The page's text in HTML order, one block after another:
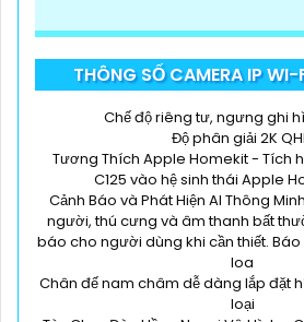
THÔNG SỐ CAMERA IP
Chế độ riêng tư, ngưng ghi
Độ phân giải 2K
Tương Thích Apple Homekit - Tích
C125 vào hệ sinh thái Apple
Cảnh Báo và Phát Hiện AI Thông
người, thú cưng và âm thanh bất
báo cho người dùng khi cần thiết.
loa
Chân đế nam châm dễ dàng lắp đặt
loại